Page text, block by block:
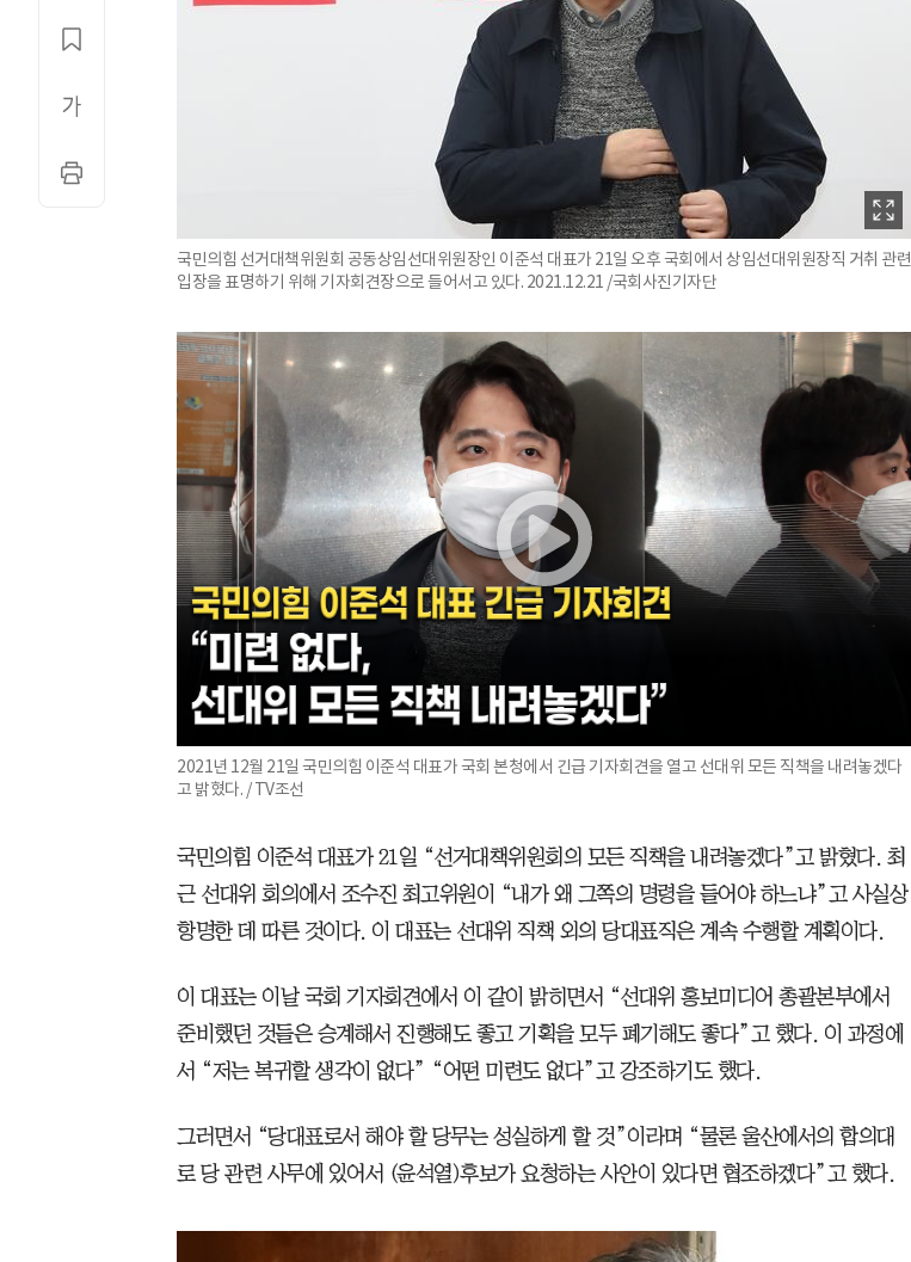
국민의힘 선거대책위원회 공동상임선대위원장인 이준석 대표가 21일 오후 국회에서 상임선대위원장직 거취 관련
입장을 표명하기 위해 기자회견장으로 들어서고 있다. 2021.12.21 /국회사진기자단
2021년 12월 21일 국민의힘 이준석 대표가 국회 본청에서 긴급 기자회견을 열고 선대위 모든 직책을 내려놓겠다
고 밝혔다. / TV조선
국민의힘 이준석 대표가 21일 “선거대책위원회의 모든 직책을 내려놓겠다”고 밝혔다. 최
근 선대위 회의에서 조수진 최고위원이 “내가 왜 그쪽의 명령을 들어야 하느냐”고 사실상
항명한 데 따른 것이다. 이 대표는 선대위 직책 외의 당대표직은 계속 수행할 계획이다.
이 대표는 이날 국회 기자회견에서 이 같이 밝히면서 “선대위 홍보미디어 총괄본부에서
준비했던 것들은 승계해서 진행해도 좋고 기획을 모두 폐기해도 좋다”고 했다. 이 과정에
서 “저는 복귀할 생각이 없다” “어떤 미련도 없다”고 강조하기도 했다.
그러면서 “당대표로서 해야 할 당무는 성실하게 할 것”이라며 “물론 울산에서의 합의대
로 당 관련 사무에 있어서 (윤석열)후보가 요청하는 사안이 있다면 협조하겠다”고 했다.